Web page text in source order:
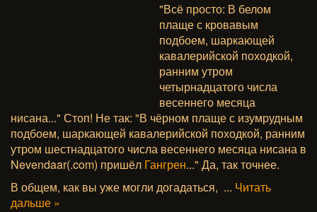
"Всё просто: В белом
плаще с кровавым
подбоем, шаркающей
кавалерийской походкой,
ранним утром
четырнадцатого числа
весеннего месяца
нисана..." Стоп! Не так: "В чёрном плаще с изумрудным
подбоем, шаркающей кавалерийской походкой, ранним
утром шестнадцатого числа весеннего месяца нисана в
Nevendaar(.com) пришёл Гангрен..." Да, так точнее.
В общем, как вы уже могли догадаться, ... Читать
дальше »